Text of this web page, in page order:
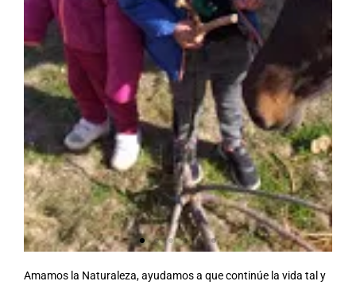
Amamos la Naturaleza, ayudamos a que continúe la vida tal y